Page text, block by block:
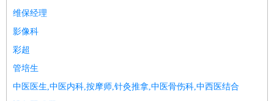
维保经理
影像科
彩超
管培生
中医医生,中医内科,按摩师,针灸推拿,中医骨伤科,中西医结合